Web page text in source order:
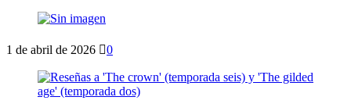
1 de abril de 2026 0